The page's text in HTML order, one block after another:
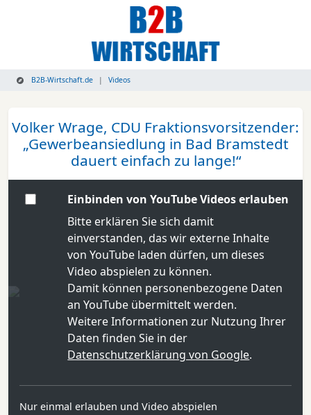
B2B-Wirtschaft.de Videos
Volker Wrage, CDU Fraktionsvorsitzender:
„Gewerbeansiedlung in Bad Bramstedt
dauert einfach zu lange!“
Einbinden von YouTube Videos erlauben
Bitte erklären Sie sich damit
einverstanden, das wir externe Inhalte
von YouTube laden dürfen, um dieses
Video abspielen zu können.
Damit können personenbezogene Daten
an YouTube übermittelt werden.
Weitere Informationen zur Nutzung Ihrer
Daten finden Sie in der
Datenschutzerklärung von Google.
Nur einmal erlauben und Video abspielen